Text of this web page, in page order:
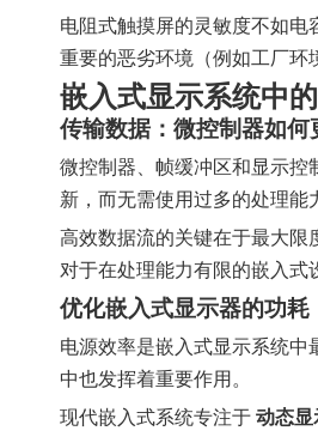
电阻式触摸屏的灵敏度不如
重要的恶劣环境（例如工厂环
嵌入式显示系统中
传输数据：微控制器如何
微控制器、帧缓冲区和显示控
新，而无需使用过多的处理能
高效数据流的关键在于最大限
对于在处理能力有限的嵌入式
优化嵌入式显示器的功耗
电源效率是嵌入式显示系统
中也发挥着重要作用。
现代嵌入式系统专注于 动态显